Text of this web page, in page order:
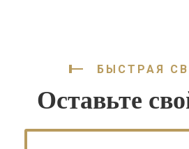
БЫСТРАЯ
Оставьте